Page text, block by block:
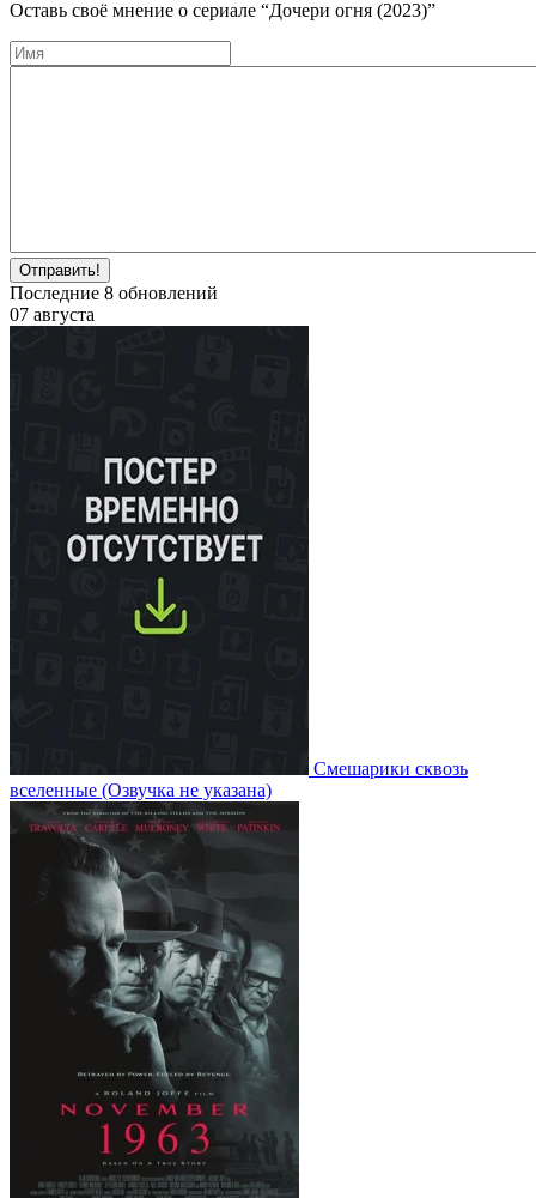
Оставь своё мнение о cериале “Дочери огня (2023)”
Отправить!
Последние 8 обновлений
07 августа
Смешарики сквозь
вселенные (Озвучка не указана)